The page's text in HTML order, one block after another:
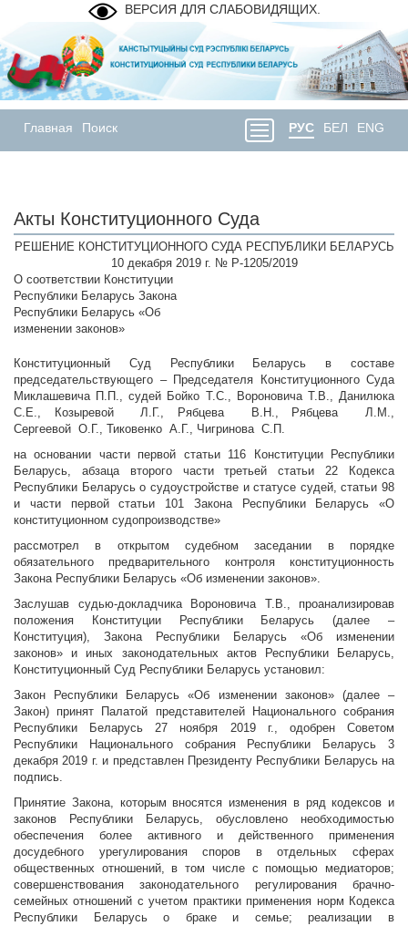
ВЕРСИЯ ДЛЯ СЛАБОВИДЯЩИХ.
Главная Поиск РУС БЕЛ ENG
Акты Конституционного Суда
РЕШЕНИЕ КОНСТИТУЦИОННОГО СУДА РЕСПУБЛИКИ БЕЛАРУСЬ
10 декабря 2019 г. № Р-1205/2019
О соответствии Конституции
Республики Беларусь Закона
Республики Беларусь «Об
изменении законов»
Конституционный Суд Республики Беларусь в составе
председательствующего – Председателя Конституционного Суда
Миклашевича П.П., судей Бойко Т.С., Вороновича Т.В., Данилюка
С.Е., Козыревой Л.Г., Рябцева В.Н., Рябцева Л.М.,
Сергеевой О.Г., Тиковенко А.Г., Чигринова С.П.
на основании части первой статьи 116 Конституции Республики
Беларусь, абзаца второго части третьей статьи 22 Кодекса
Республики Беларусь о судоустройстве и статусе судей, статьи 98
и части первой статьи 101 Закона Республики Беларусь «О
конституционном судопроизводстве»
рассмотрел в открытом судебном заседании в порядке
обязательного предварительного контроля конституционность
Закона Республики Беларусь «Об изменении законов».
Заслушав судью-докладчика Вороновича Т.В., проанализировав
положения Конституции Республики Беларусь (далее –
Конституция), Закона Республики Беларусь «Об изменении
законов» и иных законодательных актов Республики Беларусь,
Конституционный Суд Республики Беларусь установил:
Закон Республики Беларусь «Об изменении законов» (далее –
Закон) принят Палатой представителей Национального собрания
Республики Беларусь 27 ноября 2019 г., одобрен Советом
Республики Национального собрания Республики Беларусь 3
декабря 2019 г. и представлен Президенту Республики Беларусь на
подпись.
Принятие Закона, которым вносятся изменения в ряд кодексов и
законов Республики Беларусь, обусловлено необходимостью
обеспечения более активного и действенного применения
досудебного урегулирования споров в отдельных сферах
общественных отношений, в том числе с помощью медиаторов;
совершенствования законодательного регулирования брачно-
семейных отношений с учетом практики применения норм Кодекса
Республики Беларусь о браке и семье; реализации в